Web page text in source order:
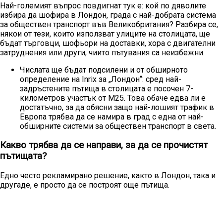
Най-големият въпрос повдигнат тук е: кой по дяволите
избира да шофира в Лондон, града с най-добрата система
за обществен транспорт във Великобритания? Разбира се,
някои от тези, които използват улиците на столицата, ще
бъдат търговци, шофьори на доставки, хора с двигателни
затруднения или други, чиито пътувания са неизбежни.
Числата ще бъдат подсилени и от обширното
определение на Inrix за „Лондон“: сред най-
задръстените пътища в столицата е посочен 7-
километров участък от M25. Това обаче едва ли е
достатъчно, за да обясни защо най-лошият трафик в
Европа трябва да се намира в град с една от най-
обширните системи за обществен транспорт в света.
Какво трябва да се направи, за да се прочистят
пътищата?
Едно често рекламирано решение, както в Лондон, така и
другаде, е просто да се построят още пътища.